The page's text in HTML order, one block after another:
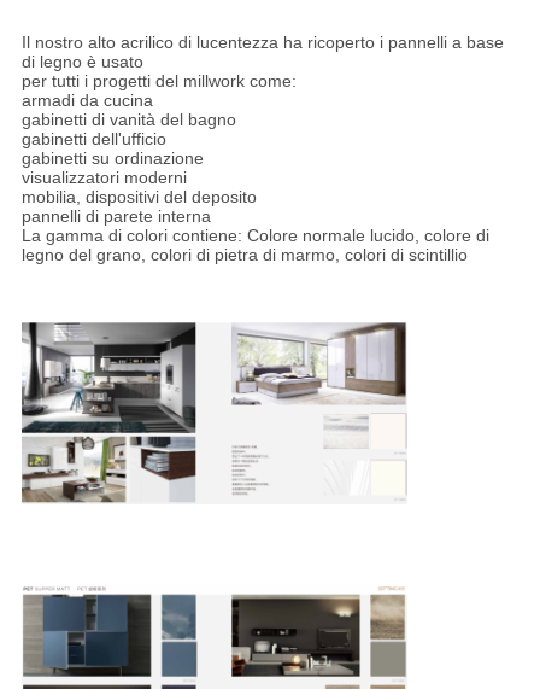
Il nostro alto acrilico di lucentezza ha ricoperto i pannelli a base
di legno è usato
per tutti i progetti del millwork come:
armadi da cucina
gabinetti di vanità del bagno
gabinetti dell'ufficio
gabinetti su ordinazione
visualizzatori moderni
mobilia, dispositivi del deposito
pannelli di parete interna
La gamma di colori contiene: Colore normale lucido, colore di
legno del grano, colori di pietra di marmo, colori di scintillio